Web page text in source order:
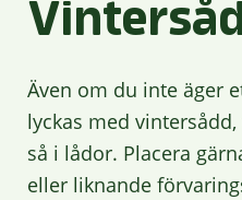
Även om du inte äger
lyckas med
så i lådor. Placera
eller liknande